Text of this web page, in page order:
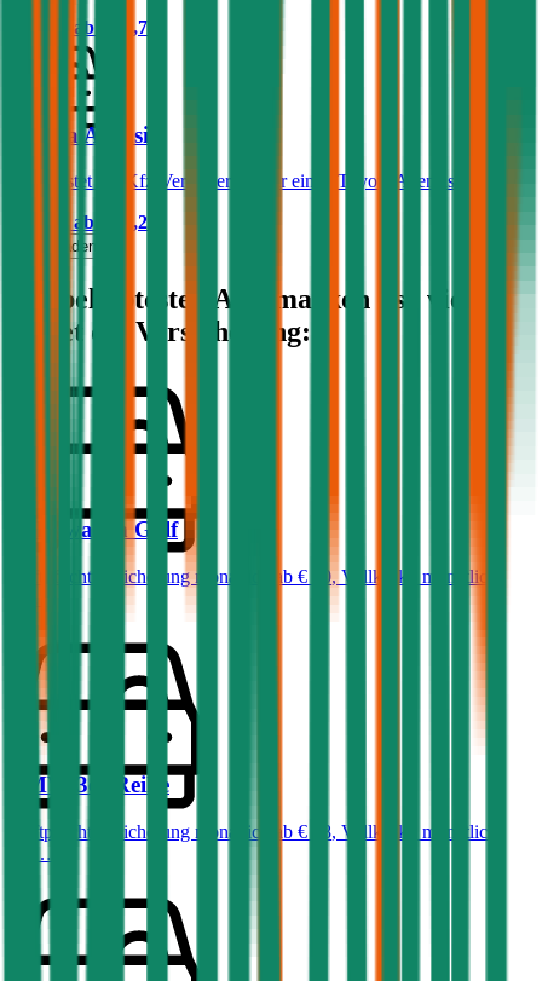
Prämie ab
€ 80,70
Toyota Avensis
Was kostet die Kfz-Versicherung für einen Toyota Avensis?
Prämie ab
€ 61,23
Mehr laden
Die beliebtesten Automarken - so viel
kostet die Versicherung:
Volkswagen Golf
Haftpflichtversicherung monatlich ab € 50,Vollkasko monatlich
BMW 3er-Reihe
Haftpflichtversicherung monatlich ab € 68, Vollkasko monatlich
ab …